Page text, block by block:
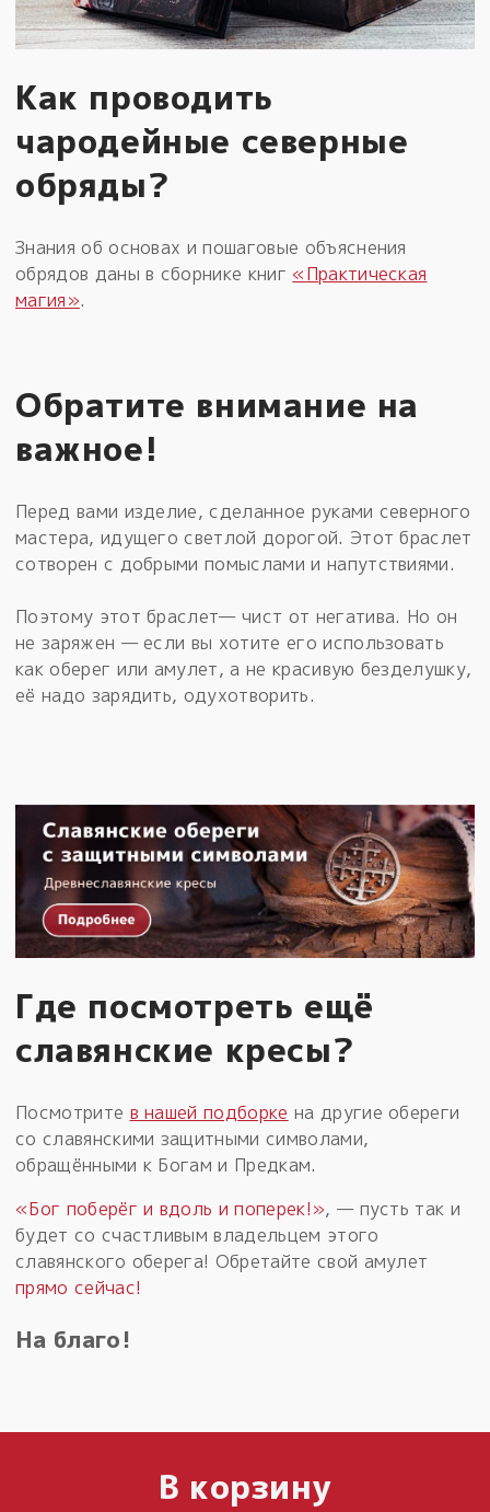
Как проводить
чародейные северные
обряды?
Знания об основах и пошаговые объяснения
обрядов даны в сборнике книг «Практическая
магия».
Обратите внимание на
важное!
Перед вами изделие, сделанное руками северного
мастера, идущего светлой дорогой. Этот браслет
сотворен с добрыми помыслами и напутствиями.
Поэтому этот браслет— чист от негатива. Но он
не заряжен — если вы хотите его использовать
как оберег или амулет, а не красивую безделушку,
её надо зарядить, одухотворить.
Где посмотреть ещё
славянские кресы?
Посмотрите в нашей подборке на другие обереги
со славянскими защитными символами,
обращёнными к Богам и Предкам.
«Бог поберёг и вдоль и поперек!», — пусть так и
будет со счастливым владельцем этого
славянского оберега! Обретайте свой амулет
прямо сейчас!
На благо!
В корзину